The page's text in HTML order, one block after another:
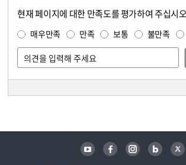
현재 페이지에 대한 만족도를 평가하여 주십시
매우만족 만족 보통 불만족
유튜브 페이스북 인스타그램 블로그 트위터